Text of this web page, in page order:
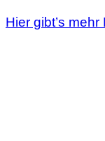
Hier gibt’s